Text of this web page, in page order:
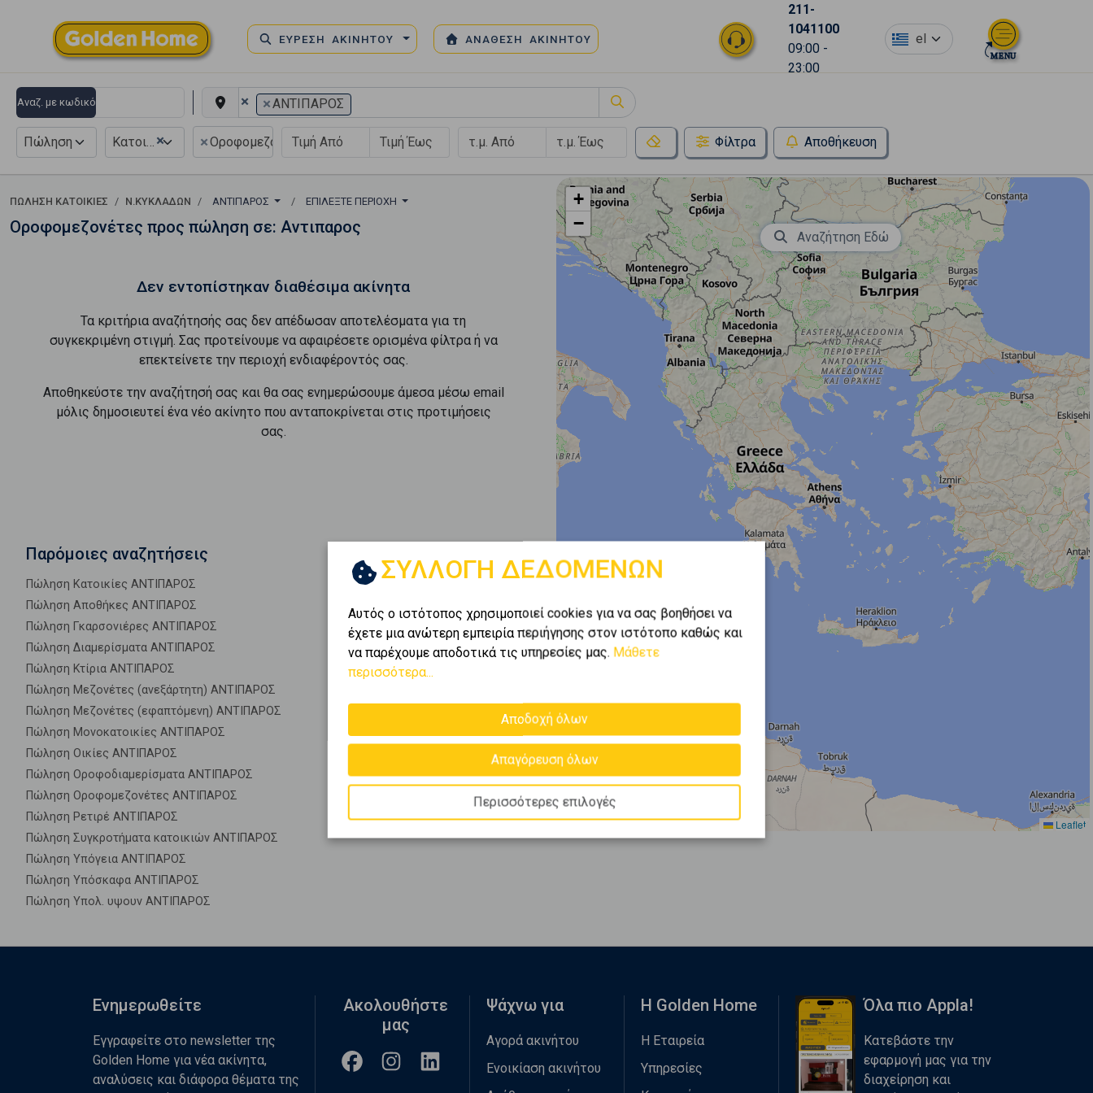
ΕΥΡΕΣΗ ΑΚΙΝΗΤΟΥ ΑΝΑΘΕΣΗ ΑΚΙΝΗΤΟΥ
211-
1041100
09:00 -
23:00
el
Αναζ. με κωδικό × ×ΑΝΤΙΠΑΡΟΣ
Πώληση ×
Κατοικία ×Οροφομεζονέτα Φίλτρα Αποθήκευση
ΠΏΛΗΣΗ ΚΑΤΟΙΚΊΕΣ Ν.ΚΥΚΛΑΔΩΝ ΑΝΤΙΠΑΡΟΣ ΕΠΙΛΈΞΤΕ ΠΕΡΙΟΧΉ
Οροφομεζονέτες προς πώληση σε: Αντιπαρος
Δεν εντοπίστηκαν διαθέσιμα ακίνητα
Τα κριτήρια αναζήτησής σας δεν απέδωσαν αποτελέσματα για τη
συγκεκριμένη στιγμή. Σας προτείνουμε να αφαιρέσετε ορισμένα φίλτρα ή να
επεκτείνετε την περιοχή ενδιαφέροντός σας.
Αποθηκεύστε την αναζήτησή σας και θα σας ενημερώσουμε άμεσα μέσω email
μόλις δημοσιευτεί ένα νέο ακίνητο που ανταποκρίνεται στις προτιμήσεις
σας.
Παρόμοιες αναζητήσεις
Πώληση Κατοικίες ΑΝΤΙΠΑΡΟΣ
Πώληση Αποθήκες ΑΝΤΙΠΑΡΟΣ
Πώληση Γκαρσονιέρες ΑΝΤΙΠΑΡΟΣ
Πώληση Διαμερίσματα ΑΝΤΙΠΑΡΟΣ
Πώληση Κτίρια ΑΝΤΙΠΑΡΟΣ
Πώληση Μεζονέτες (ανεξάρτητη) ΑΝΤΙΠΑΡΟΣ
Πώληση Μεζονέτες (εφαπτόμενη) ΑΝΤΙΠΑΡΟΣ
Πώληση Μονοκατοικίες ΑΝΤΙΠΑΡΟΣ
Πώληση Οικίες ΑΝΤΙΠΑΡΟΣ
Πώληση Οροφοδιαμερίσματα ΑΝΤΙΠΑΡΟΣ
Πώληση Οροφομεζονέτες ΑΝΤΙΠΑΡΟΣ
Πώληση Ρετιρέ ΑΝΤΙΠΑΡΟΣ
Πώληση Συγκροτήματα κατοικιών ΑΝΤΙΠΑΡΟΣ
Πώληση Υπόγεια ΑΝΤΙΠΑΡΟΣ
Πώληση Υπόσκαφα ΑΝΤΙΠΑΡΟΣ
Πώληση Υπολ. υψουν ΑΝΤΙΠΑΡΟΣ
+
−
Leaflet
Αναζήτηση Εδώ
ΣΥΛΛΟΓΗ ΔΕΔΟΜΕΝΩΝ
Αυτός ο ιστότοπος χρησιμοποιεί cookies για να σας βοηθήσει να
έχετε μια ανώτερη εμπειρία περιήγησης στον ιστότοπο καθώς και
να παρέχουμε αποδοτικά τις υπηρεσίες μας. Μάθετε
περισσότερα...
Αποδοχή όλων
Απαγόρευση όλων
Περισσότερες επιλογές
Ενημερωθείτε
Εγγραφείτε στο newsletter της
Golden Home για νέα ακίνητα,
αναλύσεις και διάφορα θέματα της
Ακολουθήστε
μας
Ψάχνω για
Αγορά ακινήτου
Ενοικίαση ακινήτου
Η Golden Home
Η Εταιρεία
Υπηρεσίες
Όλα πιο Appla!
Κατεβάστε την
εφαρμογή μας για την
διαχείρηση και